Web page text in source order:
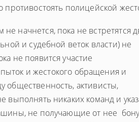
полицейской
начнется, пока не встретятся
и судебной веток власти) не
не появится участие
и жестокого обращения и
общественность, активисты,
выполнять никаких команд и
не получающие от нее